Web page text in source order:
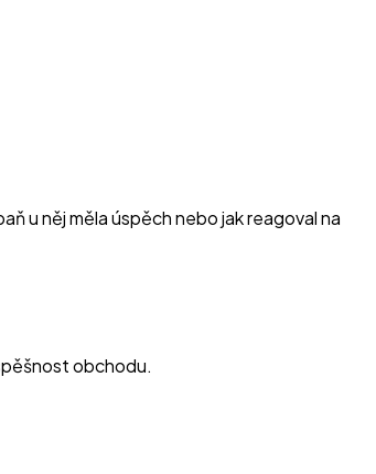
u něj měla úspěch nebo jak reagoval na
obchodu.